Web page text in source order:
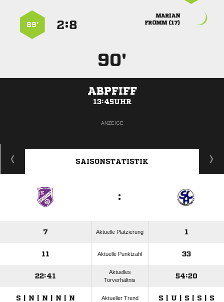

 
:
89’
90'
ABPFIFF
13:45UHR
ANZEIGE
SAISONSTATISTIK
:
7 Aktuelle Platzierung 1
11 Aktuelle Punktzahl 33
22:41
Aktuelles
Torverhältnis
54:20
S | N | N | N | N Aktueller Trend S | U | S | S | S